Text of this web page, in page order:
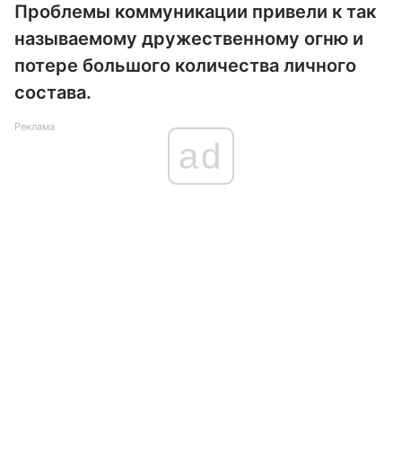
Проблемы коммуникации привели к так
называемому дружественному огню и
потере большого количества личного
состава.
Реклама
ad